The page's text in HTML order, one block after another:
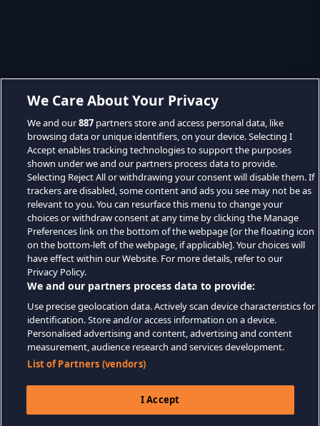
We Care About Your Privacy
We and our887 partners store and access personal data, like
browsing data or unique identifiers, on your device. Selecting I
Accept enables tracking technologies to support the purposes
shown under we and our partners process data to provide.
Selecting Reject All or withdrawing your consent will disable them. If
trackers are disabled, some content and ads you see may not be as
relevant to you. You can resurface this menu to change your
choices or withdraw consent at any time by clicking the Manage
Preferences link on the bottom of the webpage [or the floating icon
on the bottom-left of the webpage, if applicable]. Your choices will
have effect within our Website. For more details, refer to our
Privacy Policy.
We and our partners process data to provide:
Use precise geolocation data. Actively scan device characteristics for
identification. Store and/or access information on a device.
Personalised advertising and content, advertising and content
measurement, audience research and services development.
List of Partners (vendors)
I Accept